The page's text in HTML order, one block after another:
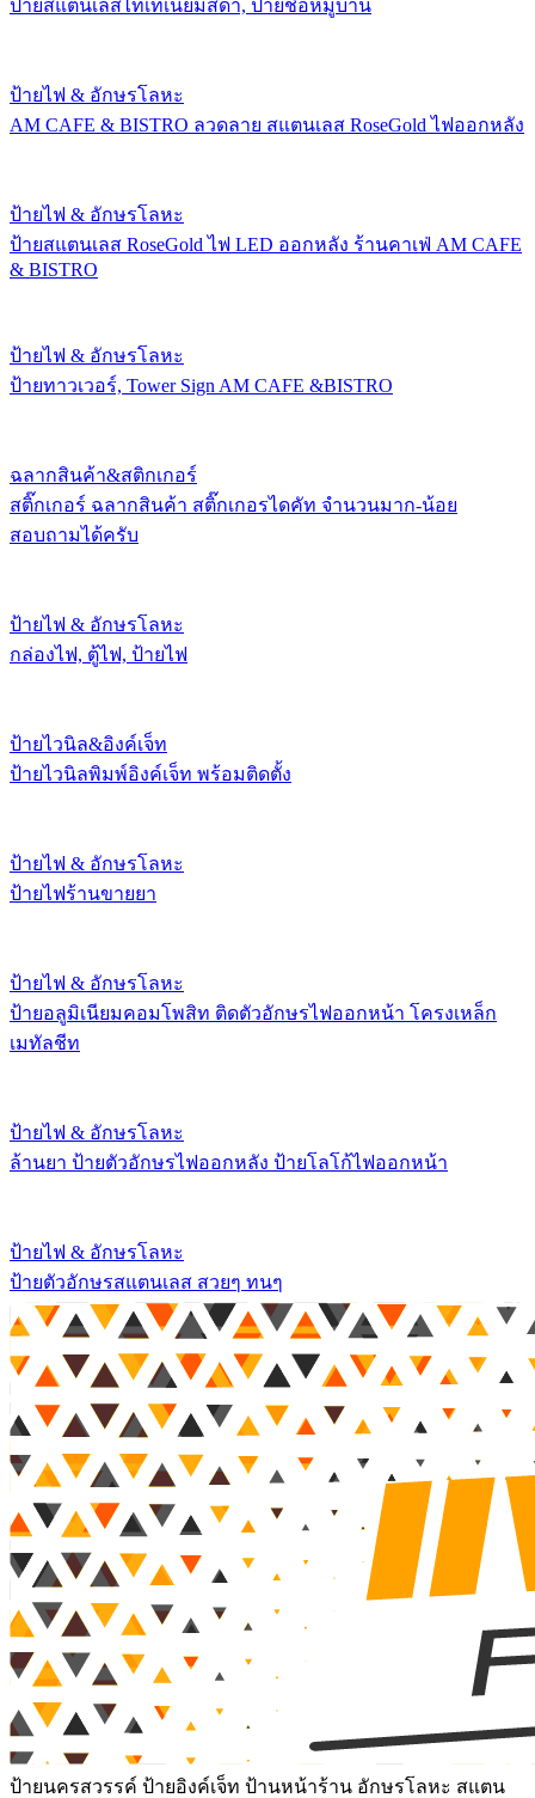
ป้ายสแตนเลสไทเทเนี่ยมสีดำ, ป้ายชื่อหมู่บ้าน
ป้ายไฟ & อักษรโลหะ
AM CAFE & BISTRO ลวดลาย สแตนเลส RoseGold ไฟออกหลัง
ป้ายไฟ & อักษรโลหะ
ป้ายสแตนเลส RoseGold ไฟ LED ออกหลัง ร้านคาเฟ่ AM CAFE
& BISTRO
ป้ายไฟ & อักษรโลหะ
ป้ายทาวเวอร์, Tower Sign AM CAFE &BISTRO
ฉลากสินค้า&สติกเกอร์
สติ๊กเกอร์ ฉลากสินค้า สติ๊กเกอรไดคัท จำนวนมาก-น้อย
สอบถามได้ครับ
ป้ายไฟ & อักษรโลหะ
กล่องไฟ, ตู้ไฟ, ป้ายไฟ
ป้ายไวนิล&อิงค์เจ็ท
ป้ายไวนิลพิมพ์อิงค์เจ็ท พร้อมติดตั้ง
ป้ายไฟ & อักษรโลหะ
ป้ายไฟร้านขายยา
ป้ายไฟ & อักษรโลหะ
ป้ายอลูมิเนียมคอมโพสิท ติดตัวอักษรไฟออกหน้า โครงเหล็ก
เมทัลชีท
ป้ายไฟ & อักษรโลหะ
ล้านยา ป้ายตัวอักษรไฟออกหลัง ป้ายโลโก้ไฟออกหน้า
ป้ายไฟ & อักษรโลหะ
ป้ายตัวอักษรสแตนเลส สวยๆ ทนๆ
ป้ายนครสวรรค์ ป้ายอิงค์เจ็ท ป้านหน้าร้าน อักษรโลหะ สแตน